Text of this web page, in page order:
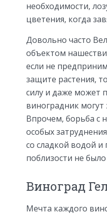
необходимости,
цветения, когда
Довольно часто
объектом
если не
защите растения,
силу и даже может
виноградник могут
Впрочем, борьба с
особых
со сладкой водой и
поблизости не
Виноград
Мечта каждого